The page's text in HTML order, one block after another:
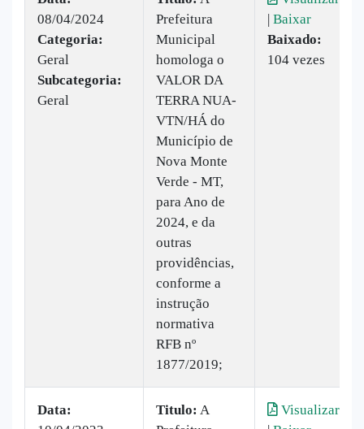
08/04/2024
Categoria:
Geral
Subcategoria:
Geral
Prefeitura
Municipal
homologa o
VALOR DA
TERRA NUA-
VTN/HÁ do
Município de
Nova Monte
Verde - MT,
para Ano de
2024, e da
outras
providências,
conforme a
instrução
normativa
RFB nº
1877/2019;
| Baixar
Baixado:
104 vezes
Data:
Titulo: A
Visualizar